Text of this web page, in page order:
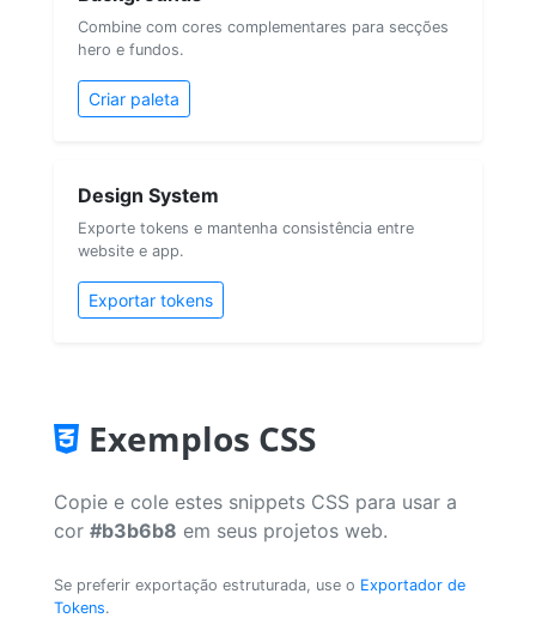
Combine com cores complementares para secções
hero e fundos.
Criar paleta
Design System
Exporte tokens e mantenha consistência entre
website e app.
Exportar tokens
Exemplos CSS
Copie e cole estes snippets CSS para usar a
cor #b3b6b8 em seus projetos web.
Se preferir exportação estruturada, use o Exportador de
Tokens.